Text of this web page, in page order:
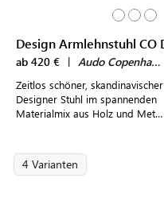
ab 420 € | Audo Copenhagen
Zeitlos schöner, skandinavischer
Designer Stuhl im spannenden
Materialmix aus Holz und Metall
4 Varianten